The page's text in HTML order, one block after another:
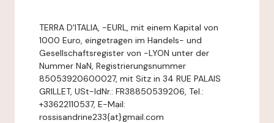
TERRA D'ITALIA, -EURL, mit einem Kapital von
1000 Euro, eingetragen im Handels- und
Gesellschaftsregister von -LYON unter der
Nummer NaN, Registrierungsnummer
85053920600027, mit Sitz in 34 RUE PALAIS
GRILLET, USt-IdNr.: FR38850539206, Tel.:
+33622110537, E-Mail:
rossisandrine233{at}gmail.com